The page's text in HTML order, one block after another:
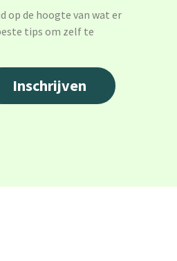
op de hoogte van wat er
tips om zelf te